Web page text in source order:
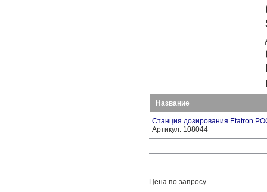
Название
Станция дозирования Etatron
Артикул: 108044
Цена по запросу